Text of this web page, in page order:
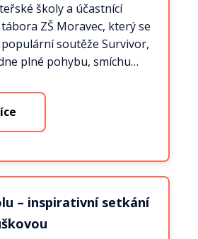
školy a účastnící
ZŠ Moravec, který se
soutěže Survivor,
plné pohybu, smíchu…
– inspirativní setkání